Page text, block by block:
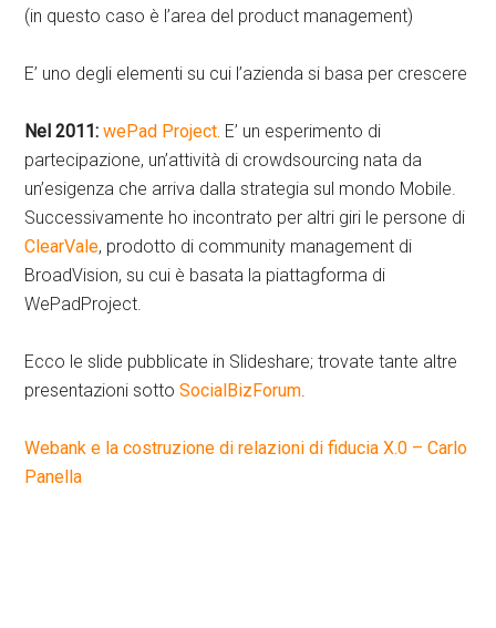
(in questo caso è l’area del product management)
E’ uno degli elementi su cui l’azienda si basa per crescere
Nel 2011:wePad Project. E’ un esperimento di
partecipazione, un’attività di crowdsourcing nata da
un’esigenza che arriva dalla strategia sul mondo Mobile.
Successivamente ho incontrato per altri giri le persone di
ClearVale, prodotto di community management di
BroadVision, su cui è basata la piattagforma di
WePadProject.
Ecco le slide pubblicate in Slideshare; trovate tante altre
presentazioni sottoSocialBizForum.
Webank e la costruzione di relazioni di fiducia X.0 – Carlo
Panella